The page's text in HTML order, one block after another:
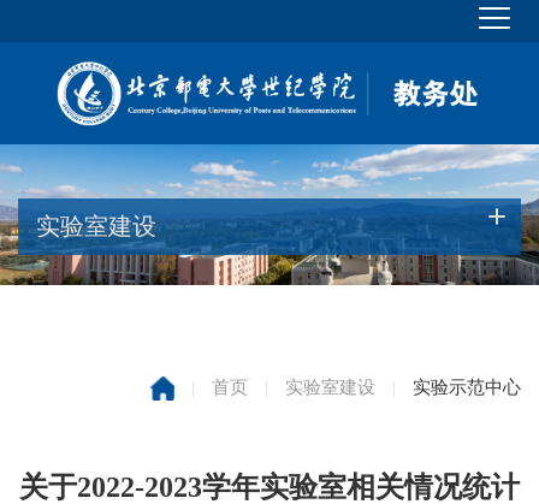
实验室建设
| 首页 | 实验室建设 | 实验示范中心
关于2022-2023学年实验室相关情况统计